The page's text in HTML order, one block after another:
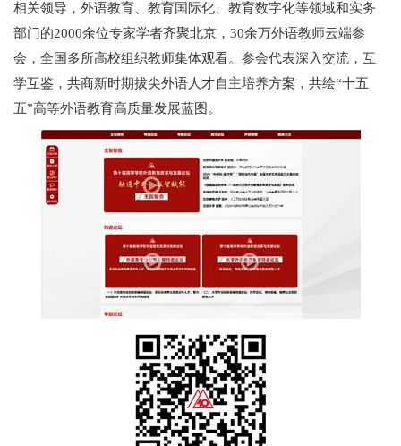
相关领导，外语教育、教育国际化、教育数字化等领域和实务
部门的2000余位专家学者齐聚北京，30余万外语教师云端参
会，全国多所高校组织教师集体观看。参会代表深入交流，互
学互鉴，共商新时期拔尖外语人才自主培养方案，共绘“十五
五”高等外语教育高质量发展蓝图。